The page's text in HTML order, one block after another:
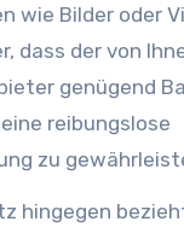
wie Bilder oder
dass der von
genügend
reibungslose
zu
hingegen